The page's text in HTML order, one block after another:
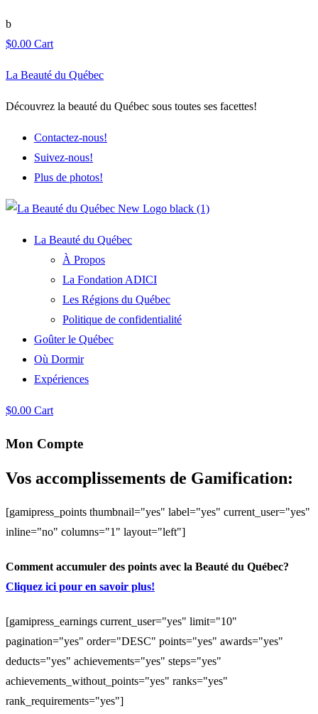
$0.00 Cart
La Beauté du Québec
Découvrez la beauté du Québec sous toutes ses facettes!
Contactez-nous!
Suivez-nous!
Plus de photos!
La Beauté du Québec
À Propos
La Fondation ADICI
Les Régions du Québec
Politique de confidentialité
Goûter le Québec
Où Dormir
Expériences
$0.00 Cart
Mon Compte
Vos accomplissements de Gamification:
[gamipress_points thumbnail="yes" label="yes" current_user="yes"
inline="no" columns="1" layout="left"]
Comment accumuler des points avec la Beauté du Québec?
Cliquez ici pour en savoir plus!
[gamipress_earnings current_user="yes" limit="10"
pagination="yes" order="DESC" points="yes" awards="yes"
deducts="yes" achievements="yes" steps="yes"
achievements_without_points="yes" ranks="yes"
rank_requirements="yes"]